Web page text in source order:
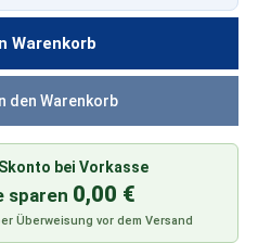
Warenkorb
bei Vorkasse
sparen 0,00 €
Überweisung vor dem Versand
den Warenkorb